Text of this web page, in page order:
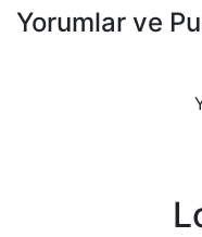
Yorumlar ve